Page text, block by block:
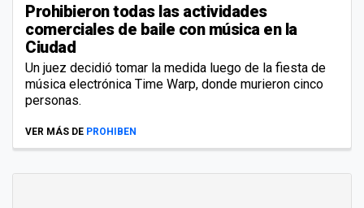
Prohibieron todas las actividades
comerciales de baile con música en la
Ciudad
Un juez decidió tomar la medida luego de la fiesta de
música electrónica Time Warp, donde murieron cinco
personas.
VER MÁS DE PROHIBEN